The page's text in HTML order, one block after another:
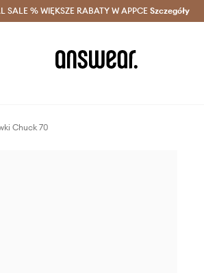
Club > Dostawa nawet w 24h >
SALE % WIĘKSZE RABATY W APPCESzczegóły
Chuck 70